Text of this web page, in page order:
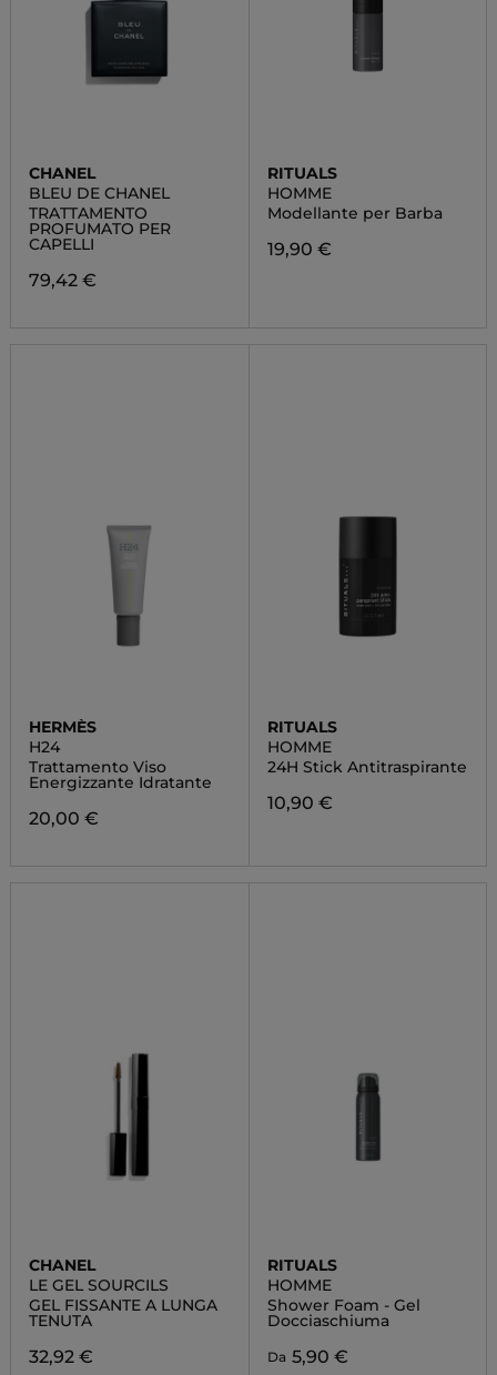
CHANEL
BLEU DE CHANEL
TRATTAMENTO
PROFUMATO PER
CAPELLI
79,42 €
RITUALS
HOMME
Modellante per Barba
19,90 €
HERMÈS
H24
Trattamento Viso
Energizzante Idratante
20,00 €
RITUALS
HOMME
24H Stick Antitraspirante
10,90 €
CHANEL
LE GEL SOURCILS
GEL FISSANTE A LUNGA
TENUTA
32,92 €
RITUALS
HOMME
Shower Foam - Gel
Docciaschiuma
Da 5,90 €